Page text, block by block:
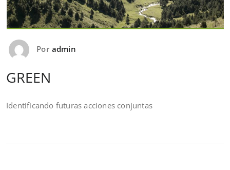
Por admin
GREEN
Identificando futuras acciones conjuntas